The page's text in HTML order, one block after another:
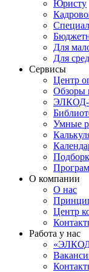
Юристу
Для
Для
Сервисы
Центр
Обзоры
Умные
О компании
О нас
Центр
Работа у нас